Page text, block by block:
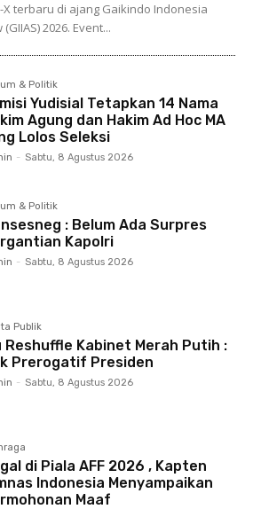
terbaru di ajang Gaikindo Indonesia
2026. Event...
& Politik
Yudisial Tetapkan 14 Nama
Agung dan Hakim Ad Hoc MA
Lolos Seleksi
- Sabtu, 8 Agustus 2026
& Politik
: Belum Ada Surpres
Kapolri
- Sabtu, 8 Agustus 2026
Publik
Reshuffle Kabinet Merah Putih :
Prerogatif Presiden
- Sabtu, 8 Agustus 2026
di Piala AFF 2026 , Kapten
Indonesia Menyampaikan
Maaf